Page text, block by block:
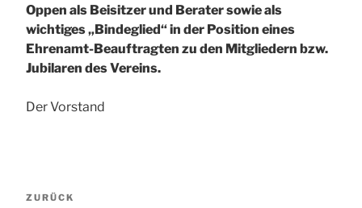
Oppen als Beisitzer und Berater sowie als
wichtiges „Bindeglied“ in der Position eines
Ehrenamt-Beauftragten zu den Mitgliedern bzw.
Jubilaren des Vereins.
Der Vorstand
Vorheriger
ZURÜCK